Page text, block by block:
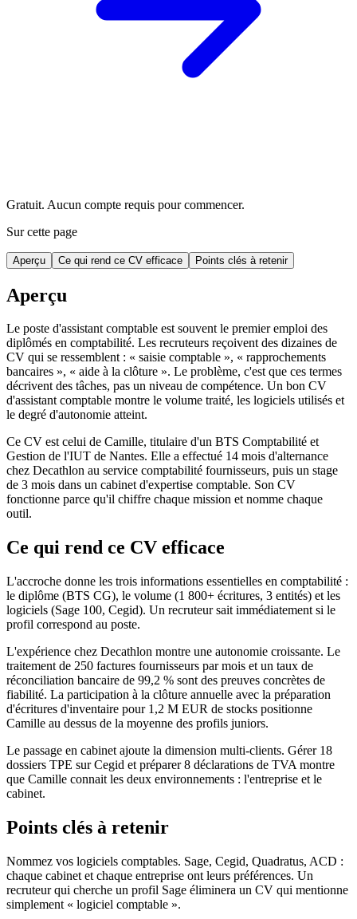
Gratuit. Aucun compte requis pour commencer.
Sur cette page
Aperçu Ce qui rend ce CV efficace Points clés à retenir
Aperçu
Le poste d'assistant comptable est souvent le premier emploi des
diplômés en comptabilité. Les recruteurs reçoivent des dizaines de
CV qui se ressemblent : « saisie comptable », « rapprochements
bancaires », « aide à la clôture ». Le problème, c'est que ces termes
décrivent des tâches, pas un niveau de compétence. Un bon CV
d'assistant comptable montre le volume traité, les logiciels utilisés et
le degré d'autonomie atteint.
Ce CV est celui de Camille, titulaire d'un BTS Comptabilité et
Gestion de l'IUT de Nantes. Elle a effectué 14 mois d'alternance
chez Decathlon au service comptabilité fournisseurs, puis un stage
de 3 mois dans un cabinet d'expertise comptable. Son CV
fonctionne parce qu'il chiffre chaque mission et nomme chaque
outil.
Ce qui rend ce CV efficace
L'accroche donne les trois informations essentielles en comptabilité :
le diplôme (BTS CG), le volume (1 800+ écritures, 3 entités) et les
logiciels (Sage 100, Cegid). Un recruteur sait immédiatement si le
profil correspond au poste.
L'expérience chez Decathlon montre une autonomie croissante. Le
traitement de 250 factures fournisseurs par mois et un taux de
réconciliation bancaire de 99,2 % sont des preuves concrètes de
fiabilité. La participation à la clôture annuelle avec la préparation
d'écritures d'inventaire pour 1,2 M EUR de stocks positionne
Camille au dessus de la moyenne des profils juniors.
Le passage en cabinet ajoute la dimension multi-clients. Gérer 18
dossiers TPE sur Cegid et préparer 8 déclarations de TVA montre
que Camille connait les deux environnements : l'entreprise et le
cabinet.
Points clés à retenir
Nommez vos logiciels comptables. Sage, Cegid, Quadratus, ACD :
chaque cabinet et chaque entreprise ont leurs préférences. Un
recruteur qui cherche un profil Sage éliminera un CV qui mentionne
simplement « logiciel comptable ».